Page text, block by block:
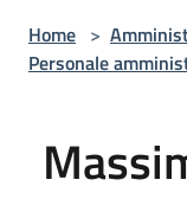
Home >
Personale